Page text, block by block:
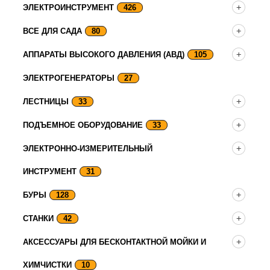
ЭЛЕКТРОИНСТРУМЕНТ 426
ВСЕ ДЛЯ САДА 80
АППАРАТЫ ВЫСОКОГО ДАВЛЕНИЯ (АВД) 105
ЭЛЕКТРОГЕНЕРАТОРЫ 27
ЛЕСТНИЦЫ 33
ПОДЪЕМНОЕ ОБОРУДОВАНИЕ 33
ЭЛЕКТРОННО-ИЗМЕРИТЕЛЬНЫЙ
ИНСТРУМЕНТ 31
БУРЫ 128
СТАНКИ 42
АКСЕССУАРЫ ДЛЯ БЕСКОНТАКТНОЙ МОЙКИ И
ХИМЧИСТКИ 10